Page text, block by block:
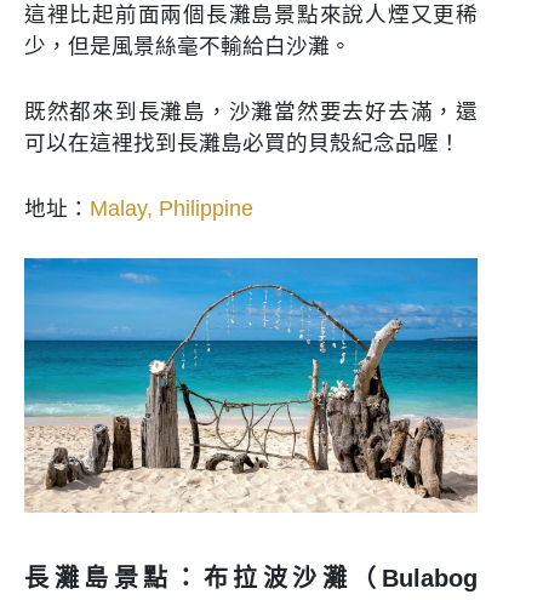
這裡比起前面兩個長灘島景點來說人煙又更稀
少，但是風景絲毫不輸給白沙灘。
既然都來到長灘島，沙灘當然要去好去滿，還
可以在這裡找到長灘島必買的貝殼紀念品喔！
地址： Malay, Philippine
長灘島景點：布拉波沙灘（Bulabog